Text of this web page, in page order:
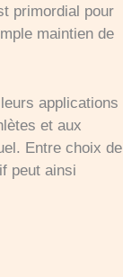
primordial pour
maintien de
applications
et aux
Entre choix de
peut ainsi